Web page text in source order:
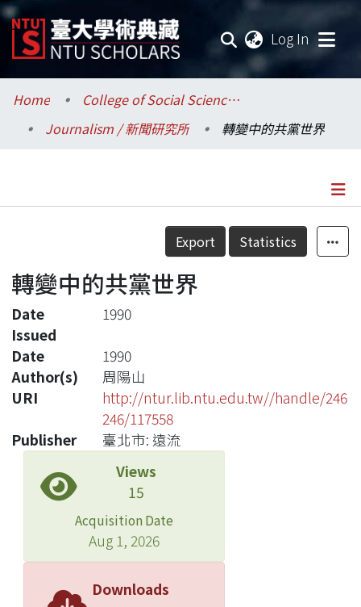
Log In
Communities & Collections
Research Outputs
Statistics
Home
College of Social Sciences / 社會科學院
Journalism / 新聞研究所
轉變中的共黨世界
Details
Export Statistics
轉變中的共黨世界
Date
Issued
1990
Date
1990
Author(s)
周陽山
URI
http://ntur.lib.ntu.edu.tw//handle/246
246/117558
Publisher
臺北市: 遠流
Views
15
Acquisition Date
Aug 1, 2026
Downloads